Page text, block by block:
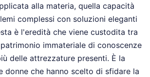
alla materia, quella capacità
complessi con soluzioni eleganti
è l'eredità che viene custodita tra
immateriale di conoscenze
delle attrezzature presenti. È la
donne che hanno scelto di sfidare la